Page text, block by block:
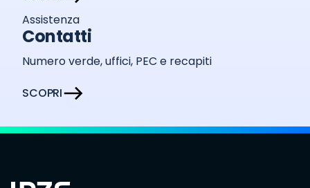
Assistenza
Contatti
Numero verde, uffici, PEC e recapiti
SCOPRI